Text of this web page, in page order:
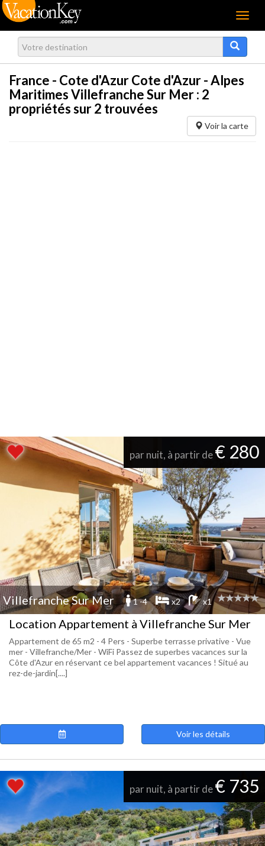
Menu
France - Cote d'Azur Cote d'Azur - Alpes
Maritimes Villefranche Sur Mer : 2
propriétés sur 2 trouvées
Voir la carte
par nuit, à partir de€ 280
Villefranche Sur Mer 1 -4 x2 x1
Location Appartement à Villefranche Sur Mer
Appartement de 65 m2 - 4 Pers - Superbe terrasse privative - Vue
mer - Villefranche/Mer - WiFi Passez de superbes vacances sur la
Côte d'Azur en réservant ce bel appartement vacances ! Situé au
rez-de-jardin[....]
Voir les détails
par nuit, à partir de€ 735